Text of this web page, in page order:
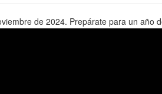
de 2024. Prepárate para un